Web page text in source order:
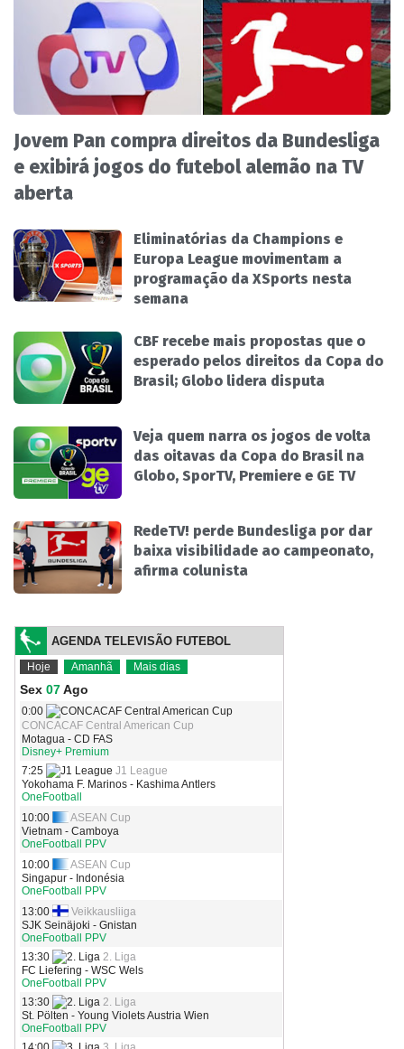
Jovem Pan compra direitos da Bundesliga
e exibirá jogos do futebol alemão na TV
aberta
Eliminatórias da Champions e
Europa League movimentam a
programação da XSports nesta
semana
CBF recebe mais propostas que o
esperado pelos direitos da Copa do
Brasil; Globo lidera disputa
Veja quem narra os jogos de volta
das oitavas da Copa do Brasil na
Globo, SporTV, Premiere e GE TV
RedeTV! perde Bundesliga por dar
baixa visibilidade ao campeonato,
afirma colunista